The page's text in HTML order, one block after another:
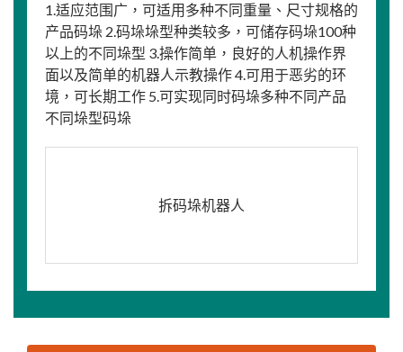
1.适应范围广，可适用多种不同重量、尺寸规格的
产品码垛 2.码垛垛型种类较多，可储存码垛100种
以上的不同垛型 3.操作简单，良好的人机操作界
面以及简单的机器人示教操作 4.可用于恶劣的环
境，可长期工作 5.可实现同时码垛多种不同产品
不同垛型码垛
拆码垛机器人